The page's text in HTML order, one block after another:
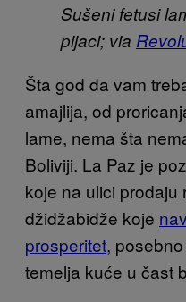
Sušeni fetusi
pijaci; via
Šta god da vam
amajlija, od
lame, nema šta
Boliviji. La Paz je
koje na ulici prodaju
džidžabidže koje
prosperitet,
temelja kuće u čast